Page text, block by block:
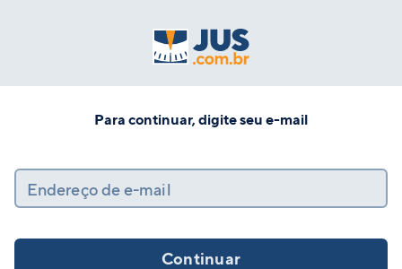
Para continuar, digite seu e-mail
Endereço de e-mail
Continuar